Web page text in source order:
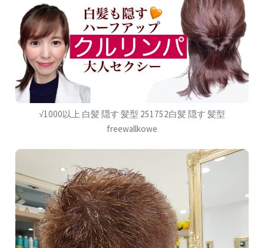
√1000以上 白髪 隠す 髪型 251752白髪 隠す 髪型
freewallkowe